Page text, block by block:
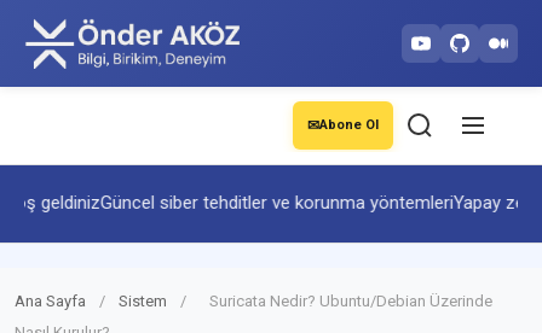
✉Abone Ol
geldinizGüncel siber tehditler ve korunma yöntemleriYapay zekâ
Ana Sayfa / Sistem /
Suricata Nedir? Ubuntu/Debian Üzerinde